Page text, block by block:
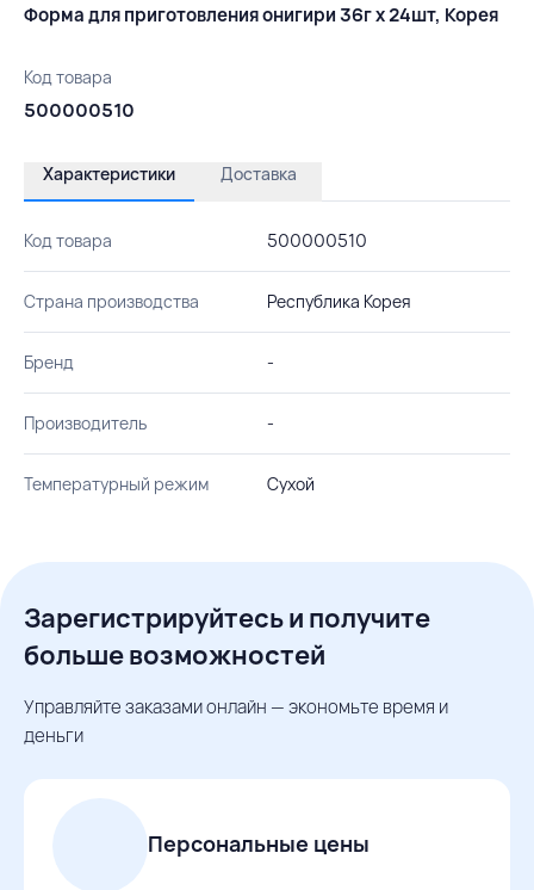
Форма для приготовления онигири 36г х 24шт, Корея
Код товара
500000510
Характеристики Доставка
Код товара 500000510
Страна производства Республика Корея
Бренд -
Производитель -
Температурный режим Сухой
Зарегистрируйтесь и получите
больше возможностей
Управляйте заказами онлайн — экономьте время и
деньги
Персональные цены